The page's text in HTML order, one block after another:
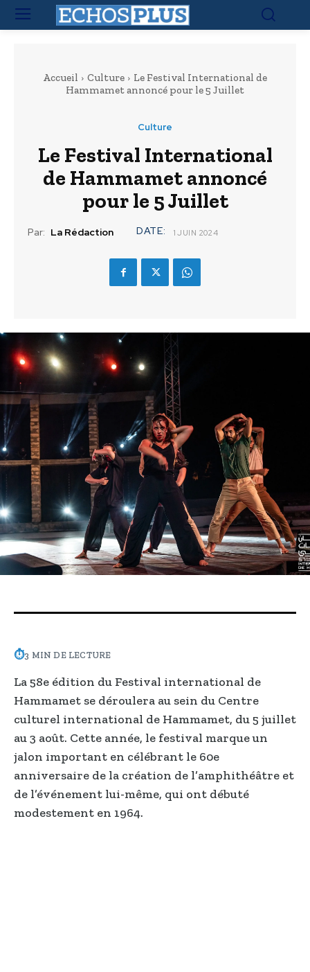
Accueil Culture
Le Festival International de
Hammamet annoncé pour le 5 Juillet
Culture
Le Festival International
de Hammamet annoncé
pour le 5 Juillet
Par: La Rédaction DATE: 1 JUIN 2024
⏱3 MIN DE LECTURE
La 58e édition du Festival international de
Hammamet se déroulera au sein du Centre
culturel international de Hammamet, du 5 juillet
au 3 août. Cette année, le festival marque un
jalon important en célébrant le 60e
anniversaire de la création de l’amphithéâtre et
de l’événement lui-même, qui ont débuté
modestement en 1964.